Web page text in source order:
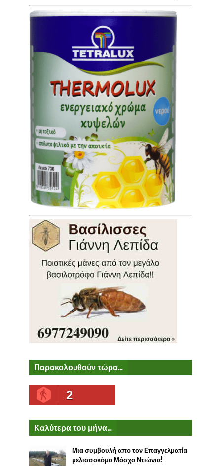
Παρακολουθούν τώρα...
2
Καλύτερα του μήνα...
Μια συμβουλή απο τον Επαγγελματία
μελισσοκόμο Μόσχο Ντιώνια!